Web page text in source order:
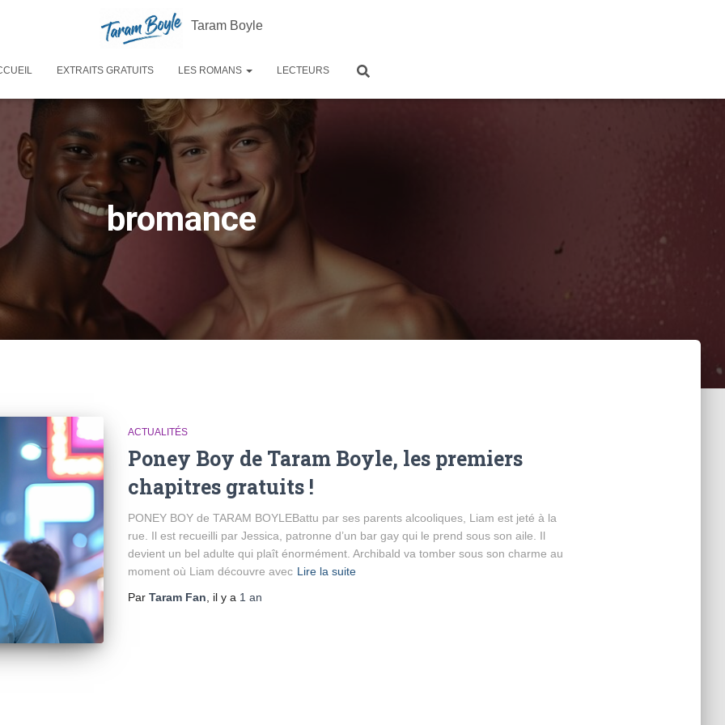
Taram Boyle
EXTRAITS GRATUITS LES ROMANS LECTEURS
bromance
ACTUALITÉS
Poney Boy de Taram Boyle, les premiers
chapitres gratuits !
PONEY BOY de TARAM BOYLEBattu par ses parents alcooliques, Liam est jeté à la
rue. Il est recueilli par Jessica, patronne d’un bar gay qui le prend sous son aile. Il
devient un bel adulte qui plaît énormément. Archibald va tomber sous son charme au
moment où Liam découvre avec Lire la suite
Par Taram Fan , il y a 1 an